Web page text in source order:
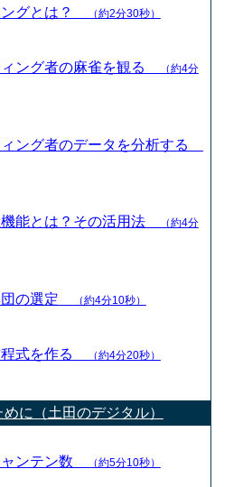
ングとは？ （約2分30秒）
ィング者の麻雀を観る
（約4分
ィング者のデータを分析する
機能とは？その活用法
（約4分
団の選定 （約4分10秒）
程式を作る （約4分20秒）
に（土田のデジタル）
ャンテン数 （約5分10秒）